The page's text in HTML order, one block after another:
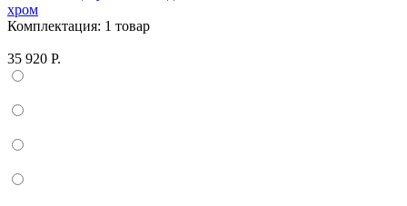
Комплектация: 1 товар
35 920 Р.